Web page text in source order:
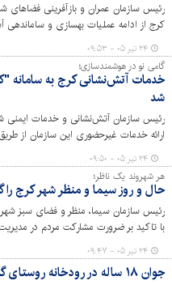
رئیس سازمان عمران و بازآفرینی فضاهای
کرج از ادامه عملیات بهسازی و ساماندهی
شهر با هدف ارتقای کیفی آسفالت معابر و
وسایل نقلیه خبر داد.
۲۴ تیر ۰۵ - ۰۹:۵۳
گامی نو در هوشمندسازی؛
خدمات آتش‌نشانی کرج به سامانه
شد
رئیس سازمان آتش‌نشانی و خدمات ایمنی
ارائه خدمات غیرحضوری این سازمان از
و امکان ثبت و پیگیری الکترونیکی
متقاضیان خبر داد.
۲۴ تیر ۰۵ - ۰۹:۵۰
هر شهروند یک ناظر؛
حال و روز سیما و منظر شهر کرج را
رئیس سازمان سیما، منظر و فضای سبز
با تاکید بر ضرورت مشارکت مردم در
شهروند می‌تواند در نقش یک ناظر برای
باشد و مشکلات و پیشنهادهای خود را
کند.
۲۴ تیر ۰۵ - ۰۹:۴۷
جوان ۱۸ ساله در رودخانه روستای گوراب غرق شد